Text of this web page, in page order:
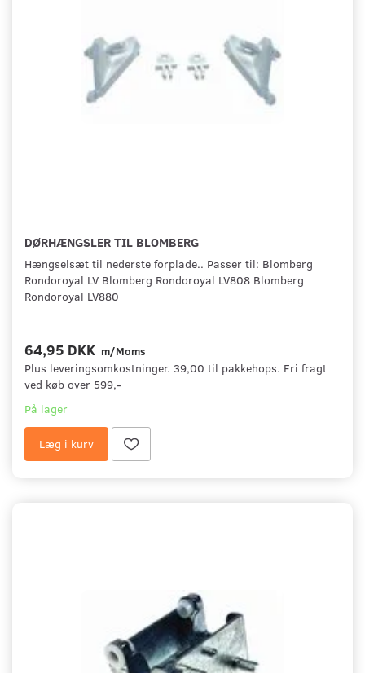
DØRHÆNGSLER TIL BLOMBERG
Hængselsæt til nederste forplade.. Passer til: Blomberg
Rondoroyal LV Blomberg Rondoroyal LV808 Blomberg
Rondoroyal LV880
64,95 DKK m/Moms
Plus leveringsomkostninger. 39,00 til pakkehops. Fri fragt
ved køb over 599,-
På lager
Læg i kurv